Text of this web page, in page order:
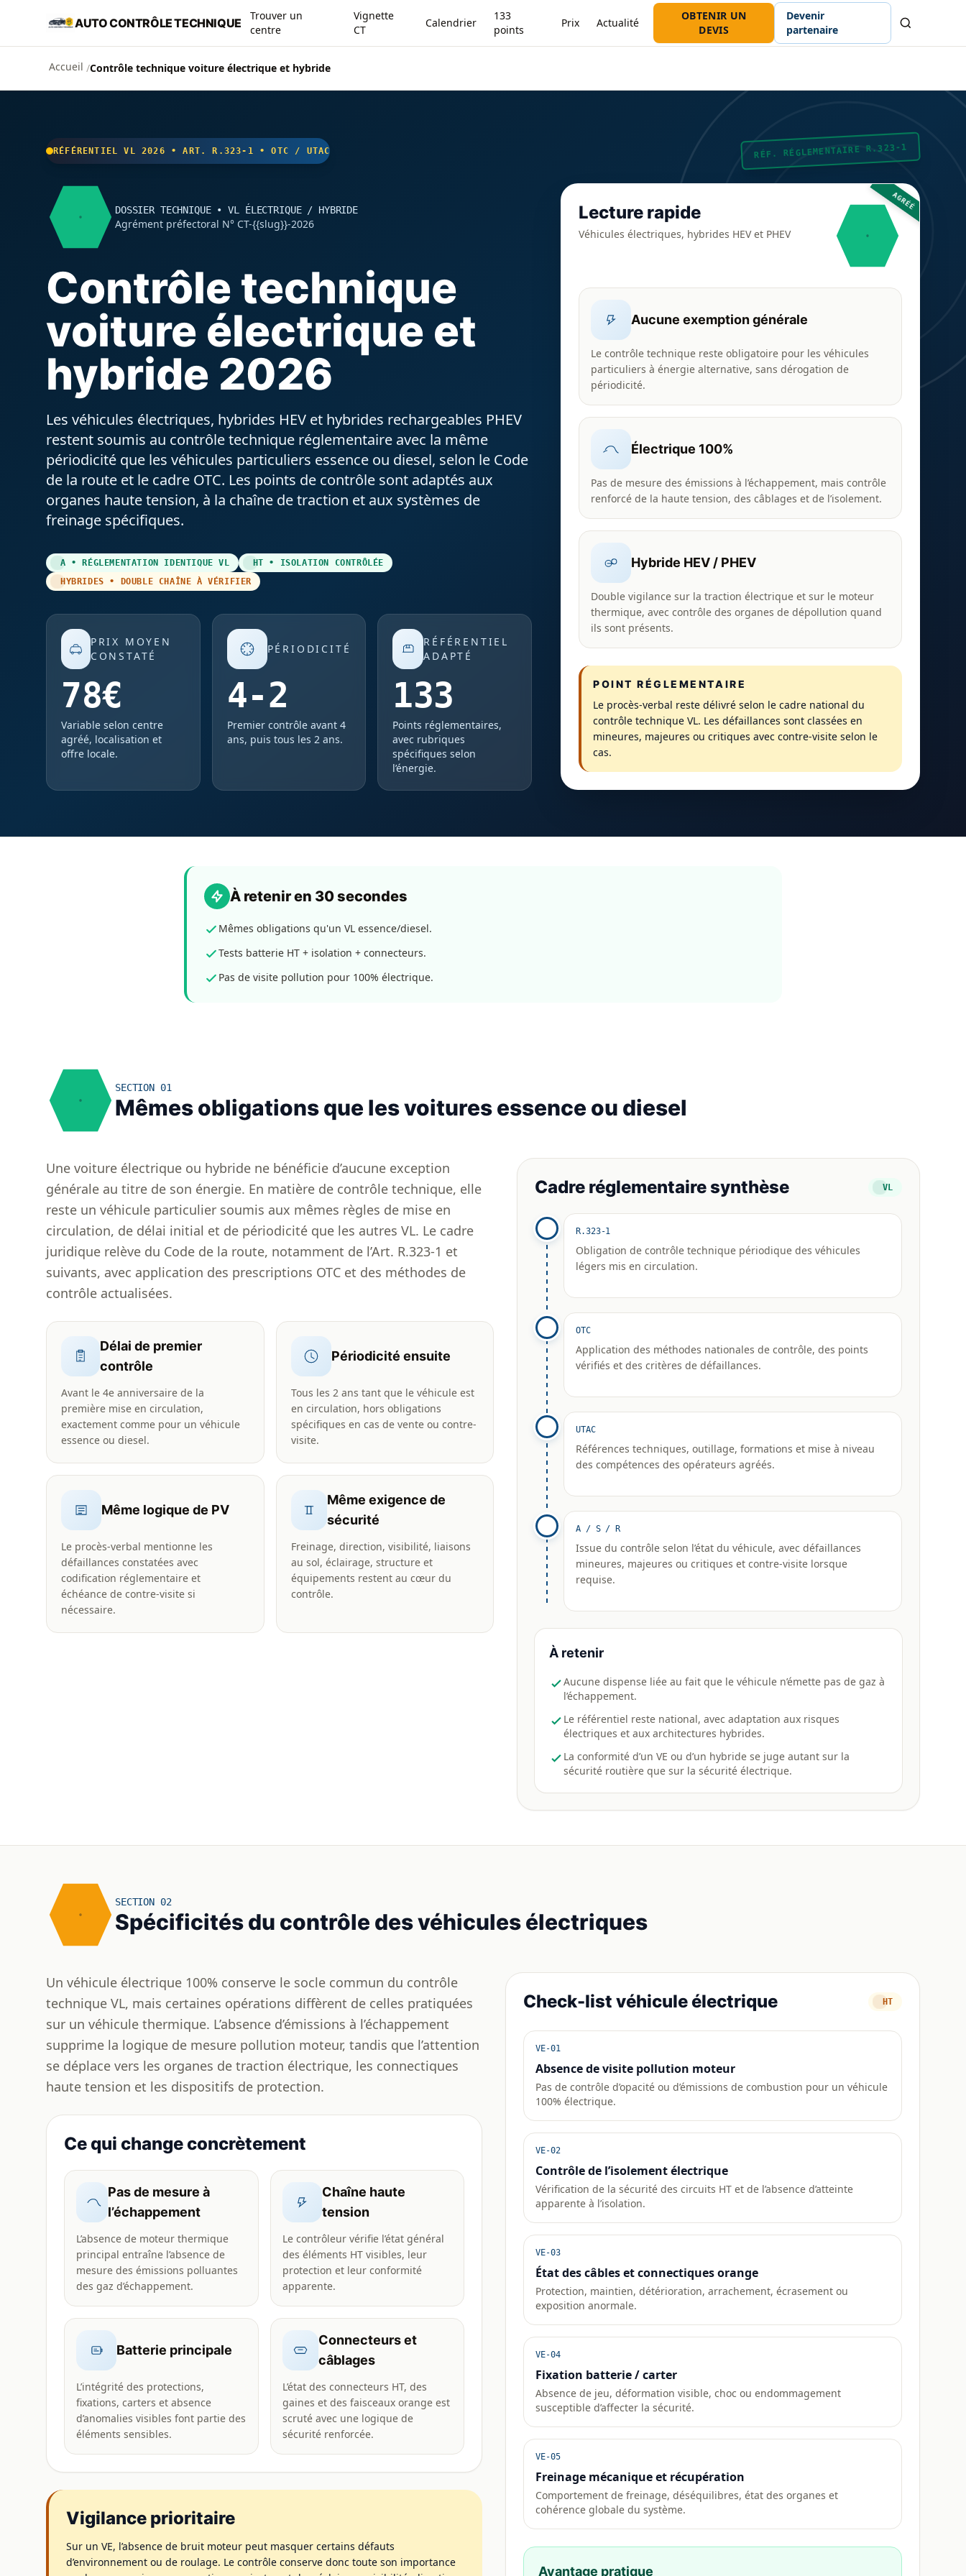
Aller au contenu principal
AUTO CONTRÔLE TECHNIQUE
Trouver un
centre
Vignette
CT
Calendrier
133
points
Prix Actualité
OBTENIR UN
DEVIS
Devenir
partenaire
Accueil /Contrôle technique voiture électrique et hybride
RÉFÉRENTIEL VL 2026 • ART. R.323-1 • OTC / UTAC RÉF. RÉGLEMENTAIRE R.323-1
DOSSIER TECHNIQUE • VL ÉLECTRIQUE / HYBRIDE
Agrément préfectoral N° CT-{{slug}}-2026
Contrôle technique
voiture électrique et
hybride 2026
Les véhicules électriques, hybrides HEV et hybrides rechargeables PHEV
restent soumis au contrôle technique réglementaire avec la même
périodicité que les véhicules particuliers essence ou diesel, selon le Code
de la route et le cadre OTC. Les points de contrôle sont adaptés aux
organes haute tension, à la chaîne de traction et aux systèmes de
freinage spécifiques.
A • RÉGLEMENTATION IDENTIQUE VL
HT • ISOLATION CONTRÔLÉE
HYBRIDES • DOUBLE CHAÎNE À VÉRIFIER
PRIX MOYEN
CONSTATÉ
78€
Variable selon centre
agréé, localisation et
offre locale.
PÉRIODICITÉ
4-2
Premier contrôle avant 4
ans, puis tous les 2 ans.
RÉFÉRENTIEL
ADAPTÉ
133
Points réglementaires,
avec rubriques
spécifiques selon
l’énergie.
AGRÉÉ
Lecture rapide
Véhicules électriques, hybrides HEV et PHEV
Aucune exemption générale
Le contrôle technique reste obligatoire pour les véhicules
particuliers à énergie alternative, sans dérogation de
périodicité.
Électrique 100%
Pas de mesure des émissions à l’échappement, mais contrôle
renforcé de la haute tension, des câblages et de l’isolement.
Hybride HEV / PHEV
Double vigilance sur la traction électrique et sur le moteur
thermique, avec contrôle des organes de dépollution quand
ils sont présents.
POINT RÉGLEMENTAIRE
Le procès-verbal reste délivré selon le cadre national du
contrôle technique VL. Les défaillances sont classées en
mineures, majeures ou critiques avec contre-visite selon le
cas.
À retenir en 30 secondes
Mêmes obligations qu'un VL essence/diesel.
Tests batterie HT + isolation + connecteurs.
Pas de visite pollution pour 100% électrique.
SECTION 01
Mêmes obligations que les voitures essence ou diesel
Une voiture électrique ou hybride ne bénéficie d’aucune exception
générale au titre de son énergie. En matière de contrôle technique, elle
reste un véhicule particulier soumis aux mêmes règles de mise en
circulation, de délai initial et de périodicité que les autres VL. Le cadre
juridique relève du Code de la route, notamment de l’Art. R.323-1 et
suivants, avec application des prescriptions OTC et des méthodes de
contrôle actualisées.
Délai de premier
contrôle
Avant le 4e anniversaire de la
première mise en circulation,
exactement comme pour un véhicule
essence ou diesel.
Périodicité ensuite
Tous les 2 ans tant que le véhicule est
en circulation, hors obligations
spécifiques en cas de vente ou contre-
visite.
Même logique de PV
Le procès-verbal mentionne les
défaillances constatées avec
codification réglementaire et
échéance de contre-visite si
nécessaire.
Même exigence de
sécurité
Freinage, direction, visibilité, liaisons
au sol, éclairage, structure et
équipements restent au cœur du
contrôle.
Cadre réglementaire synthèse VL
R.323-1
Obligation de contrôle technique périodique des véhicules
légers mis en circulation.
OTC
Application des méthodes nationales de contrôle, des points
vérifiés et des critères de défaillances.
UTAC
Références techniques, outillage, formations et mise à niveau
des compétences des opérateurs agréés.
A / S / R
Issue du contrôle selon l’état du véhicule, avec défaillances
mineures, majeures ou critiques et contre-visite lorsque
requise.
À retenir
Aucune dispense liée au fait que le véhicule n’émette pas de gaz à
l’échappement.
Le référentiel reste national, avec adaptation aux risques
électriques et aux architectures hybrides.
La conformité d’un VE ou d’un hybride se juge autant sur la
sécurité routière que sur la sécurité électrique.
SECTION 02
Spécificités du contrôle des véhicules électriques
Un véhicule électrique 100% conserve le socle commun du contrôle
technique VL, mais certaines opérations diffèrent de celles pratiquées
sur un véhicule thermique. L’absence d’émissions à l’échappement
supprime la logique de mesure pollution moteur, tandis que l’attention
se déplace vers les organes de traction électrique, les connectiques
haute tension et les dispositifs de protection.
Ce qui change concrètement
Pas de mesure à
l’échappement
L’absence de moteur thermique
principal entraîne l’absence de
mesure des émissions polluantes
des gaz d’échappement.
Chaîne haute
tension
Le contrôleur vérifie l’état général
des éléments HT visibles, leur
protection et leur conformité
apparente.
Batterie principale
L’intégrité des protections,
fixations, carters et absence
d’anomalies visibles font partie des
éléments sensibles.
Connecteurs et
câblages
L’état des connecteurs HT, des
gaines et des faisceaux orange est
scruté avec une logique de
sécurité renforcée.
Vigilance prioritaire
Sur un VE, l’absence de bruit moteur peut masquer certains défauts
d’environnement ou de roulage. Le contrôle conserve donc toute son importance
Check-list véhicule électrique HT
VE-01
Absence de visite pollution moteur
Pas de contrôle d’opacité ou d’émissions de combustion pour un véhicule
100% électrique.
VE-02
Contrôle de l’isolement électrique
Vérification de la sécurité des circuits HT et de l’absence d’atteinte
apparente à l’isolation.
VE-03
État des câbles et connectiques orange
Protection, maintien, détérioration, arrachement, écrasement ou
exposition anormale.
VE-04
Fixation batterie / carter
Absence de jeu, déformation visible, choc ou endommagement
susceptible d’affecter la sécurité.
VE-05
Freinage mécanique et récupération
Comportement de freinage, déséquilibres, état des organes et
cohérence globale du système.
Avantage pratique